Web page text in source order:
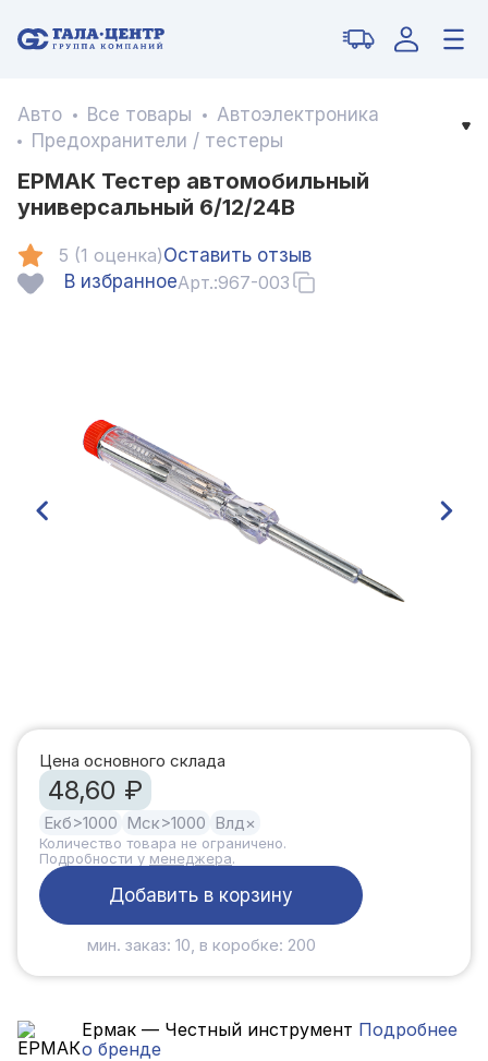
Авто Все товары
Автоэлектроника
Предохранители / тестеры
ЕРМАК Тестер автомобильный
универсальный 6/12/24В
5 (1 оценка)Оставить отзыв
В избранноеАрт.:967-003
Цена основного склада
48,60 ₽
Екб>1000 Мск>1000 Влд ×
Количество товара не ограничено.
Подробности у менеджера.
Добавить в корзину
мин. заказ: 10, в коробке: 200
Ермак — Честный инструмент Подробнее
о бренде